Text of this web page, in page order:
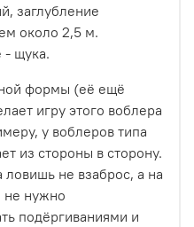
заглубление
около 2,5 м.
- щука.
формы (её ещё
игру этого воблера
у воблеров типа
из стороны в сторону.
не взаброс, а на
не нужно
подёргиваниями и